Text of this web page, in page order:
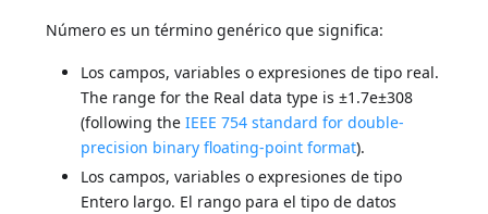
Número es un término genérico que significa:
Los campos, variables o expresiones de tipo real.
The range for the Real data type is ±1.7e±308
(following theIEEE 754 standard for double-
precision binary floating-point format).
Los campos, variables o expresiones de tipo
Entero largo. El rango para el tipo de datos